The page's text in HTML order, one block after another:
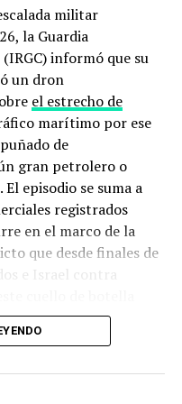
gana elección de
militar
la Guardia
informó que su
un dron
el estrecho de
marítimo por ese
de
gran petrolero o
episodio se suma a
registrados
en el marco de la
que desde finales de
e Israel contra
peligrosos del
los ataques